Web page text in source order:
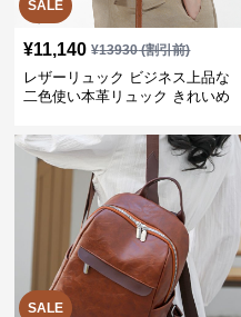
SALE
¥11,140 ¥13930(割引前)
レザーリュック ビジネス上品な
二色使い本革リュック きれいめ
SALE